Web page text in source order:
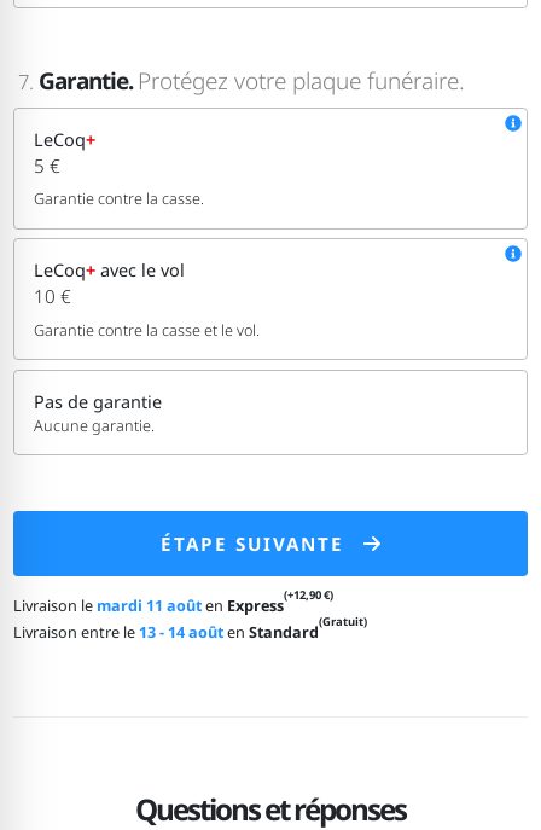
7. Garantie. Protégez votre plaque funéraire.
LeCoq+
5 €
Garantie contre la casse.
LeCoq+avec le vol
10 €
Garantie contre la casse et le vol.
Pas de garantie
Aucune garantie.
ÉTAPE SUIVANTE
Livraison le mardi 11 aoûten Express(+12,90 €)
Livraison entre le 13 - 14 aoûtenStandard(Gratuit)
Questions et réponses